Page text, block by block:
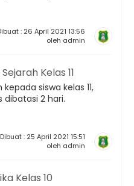
: 26 April 2021 13:56
oleh admin
Kelas 11
siswa kelas 11,
dibatasi 2 hari.
Dibuat : 25 April 2021 15:51
oleh admin
Kelas 10